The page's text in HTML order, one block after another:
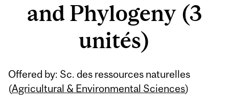
and Phylogeny (3
unités)
Offered by: Sc. des ressources naturelles
(Agricultural & Environmental Sciences)